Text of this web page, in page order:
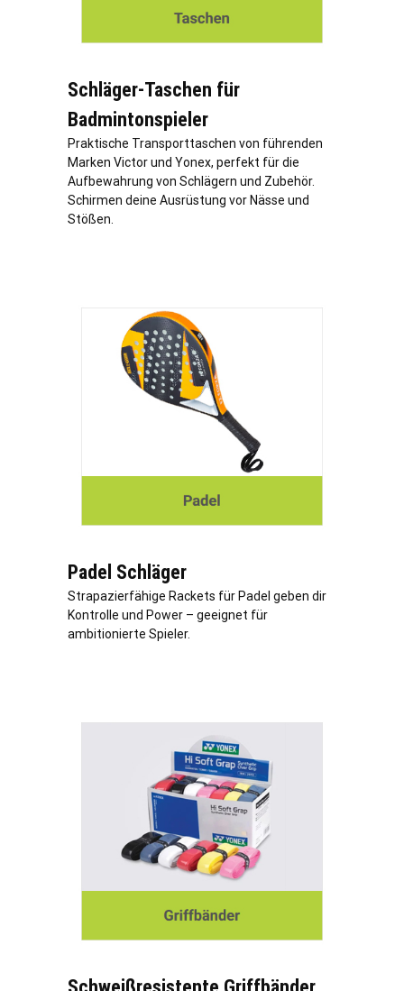
Schläger-Taschen für
Badmintonspieler
Praktische Transporttaschen von führenden
Marken Victor und Yonex, perfekt für die
Aufbewahrung von Schlägern und Zubehör.
Schirmen deine Ausrüstung vor Nässe und
Stößen.
Padel Schläger
Strapazierfähige Rackets für Padel geben dir
Kontrolle und Power – geeignet für
ambitionierte Spieler.